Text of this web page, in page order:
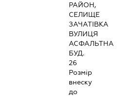
РАЙОН,
СЕЛИЩЕ
ЗАЧАТІВКА
ВУЛИЦЯ
АСФАЛЬТНА
БУД.
26
Розмір
внеску
до